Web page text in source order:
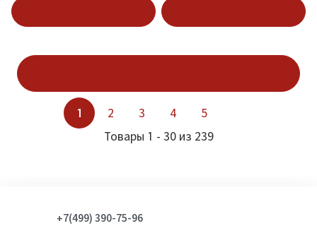
1 2 3 4
5
Товары 1 - 30 из 239
+7(499) 390-75-96